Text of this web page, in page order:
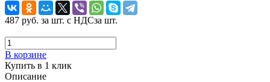
487 руб. за шт. с НДСза шт.
В корзине
Купить в 1 клик
Описание